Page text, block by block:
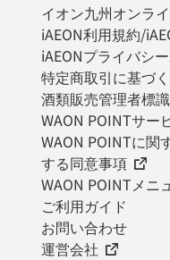
イオン九州オンラ
iAEON利用規約/
iAEONプライバシ
特定商取引に基づ
酒類販売管理者標
WAON POINTサー
WAON POINTに関
する同意事項
WAON POINTメニ
ご利用ガイド
お問い合わせ
運営会社